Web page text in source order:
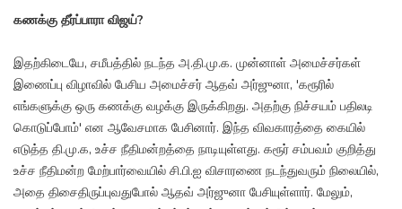
கணக்கு தீர்ப்பாரா விஜய்?
இதற்கிடையே, சமீபத்தில் நடந்த அ.தி.மு.க. முன்னாள் அமைச்சர்கள்
இணைப்பு விழாவில் பேசிய அமைச்சர் ஆதவ் அர்ஜுனா, 'கரூரில்
எங்களுக்கு ஒரு கணக்கு வழக்கு இருக்கிறது. அதற்கு நிச்சயம் பதிலடி
கொடுப்போம்' என ஆவேசமாக பேசினார். இந்த விவகாரத்தை கையில்
எடுத்த தி.மு.க, உச்ச நீதிமன்றத்தை நாடியுள்ளது. கரூர் சம்பவம் குறித்து
உச்ச நீதிமன்ற மேற்பார்வையில் சி.பி.ஐ விசாரணை நடந்துவரும் நிலையில்,
அதை திசைதிருப்புவதுபோல் ஆதவ் அர்ஜுனா பேசியுள்ளார். மேலும்,